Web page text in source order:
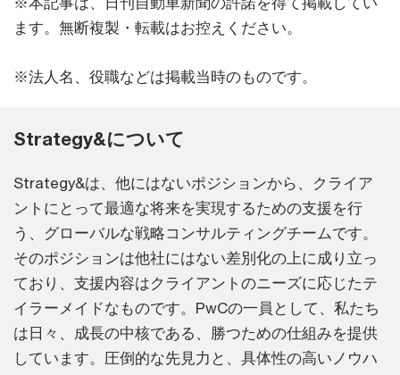
ます。無断複製・転載はお控えください。
※法人名、役職などは掲載当時のものです。
Strategy&について
Strategy&は、他にはないポジションから、クライア
ントにとって最適な将来を実現するための支援を行
う、グローバルな戦略コンサルティングチームです。
そのポジションは他社にはない差別化の上に成り立っ
ており、支援内容はクライアントのニーズに応じたテ
イラーメイドなものです。PwCの一員として、私たち
は日々、成長の中核である、勝つための仕組みを提供
しています。圧倒的な先見力と、具体性の高いノウハ